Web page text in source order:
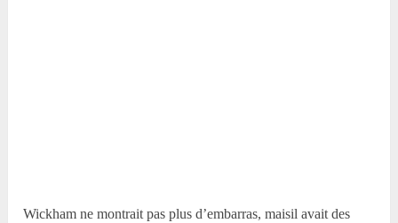
Wickham ne montrait pas plus d’embarras, maisil avait des